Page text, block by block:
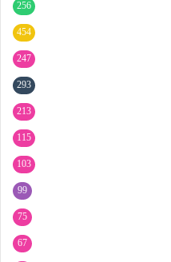
256
454
247
293
213
115
103
99
75
67